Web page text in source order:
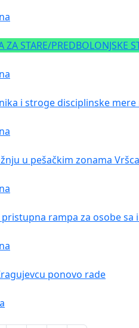
ZA STARE/PREDBOLONJSKE
i stroge disciplinske
u pešačkim zonama Vršca
rampa za osobe
ponovo rade